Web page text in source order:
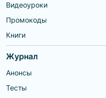
Видеоуроки
Промокоды
Книги
Журнал
Анонсы
Тесты